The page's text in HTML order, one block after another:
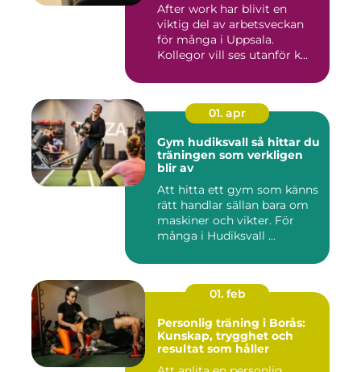
After work har blivit en
viktig del av arbetsveckan
för många i Uppsala.
Kollegor vill ses utanför k...
01. apr
Gym hudiksvall så hittar du
träningen som verkligen
blir av
Att hitta ett gym som känns
rätt handlar sällan bara om
maskiner och vikter. För
många i Hudiksvall ...
01. feb
Personlig träning i Borås:
Kunskap, trygghet och
resultat som håller